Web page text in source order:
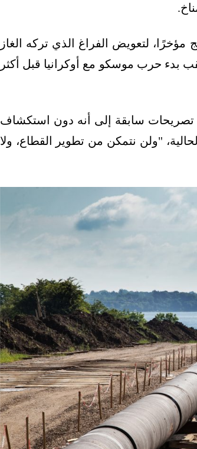
لتعويض الفراغ الذي تركه الغاز
بدء حرب موسكو مع أوكرانيا قبل أكثر
تصريحات سابقة إلى أنه دون استكشاف
"ولن نتمكن من تطوير القطاع، ولا